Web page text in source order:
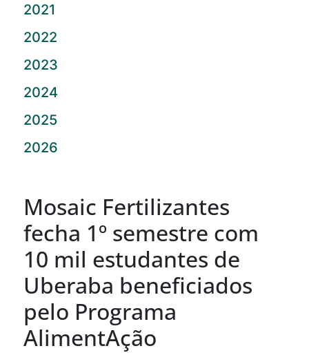
2021
2022
2023
2024
2025
2026
Mosaic Fertilizantes
fecha 1º semestre com
10 mil estudantes de
Uberaba beneficiados
pelo Programa
AlimentAção